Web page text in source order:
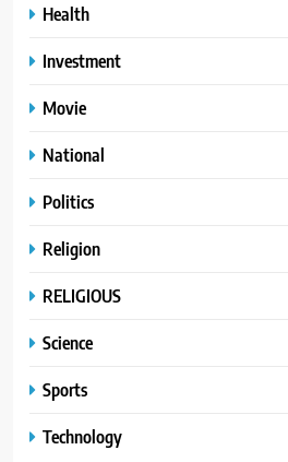
Health
Investment
Movie
National
Politics
Religion
RELIGIOUS
Science
Sports
Technology